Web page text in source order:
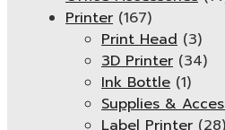
Printer (167)
Print Head (3)
3D Printer (34)
Ink Bottle (1)
Supplies &
Label Printer (28)